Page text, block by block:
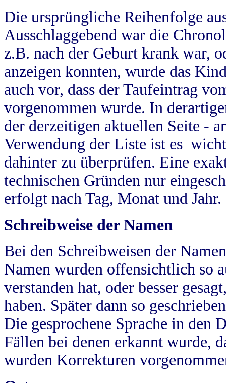
Die ursprüngliche Reihenfolge
Ausschlaggebend war die
z.B. nach der Geburt krank war,
anzeigen konnten, wurde das
auch vor, dass der Taufeintrag
vorgenommen wurde. In
der derzeitigen aktuellen Seite -
Verwendung der Liste ist es
dahinter zu überprüfen. Eine
technischen Gründen nur
erfolgt nach Tag, Monat und Jahr.
Schreibweise der Namen
Bei den Schreibweisen der
Namen wurden offensichtlich so
verstanden hat, oder besser
haben. Später dann so
Die gesprochene Sprache in
Fällen bei denen erkannt wurde,
wurden Korrekturen